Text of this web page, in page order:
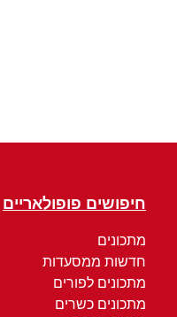
חיפושים פופולאריים
מתכונים
חדשות ממסעדות
מתכונים לפורים
מתכונים כשרים